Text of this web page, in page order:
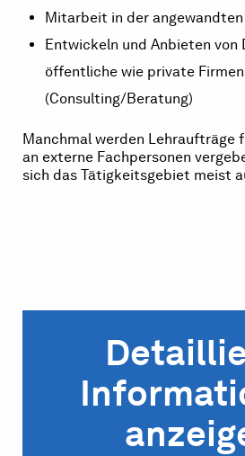
Mitarbeit in der angewandten
Entwickeln und Anbieten von
öffentliche wie private Firmen
(Consulting/Beratung)
Manchmal werden Lehraufträge
an externe Fachpersonen
sich das Tätigkeitsgebiet meist